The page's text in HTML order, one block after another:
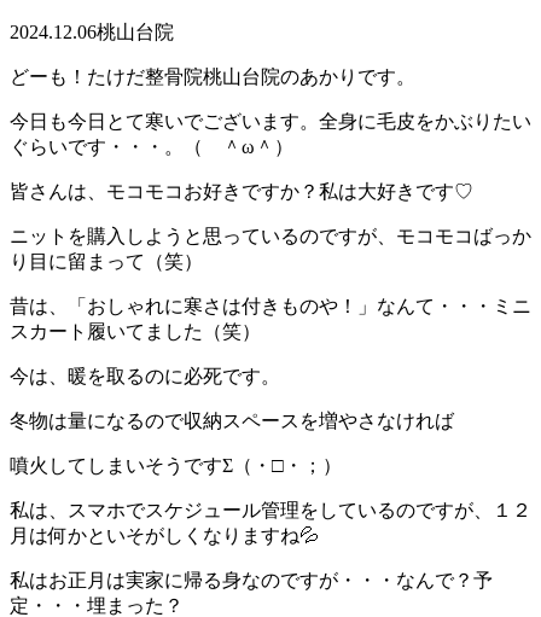
2024.12.06桃山台院
どーも！たけだ整骨院桃山台院のあかりです。
今日も今日とて寒いでございます。全身に毛皮をかぶりたい
ぐらいです・・・。（ ＾ω＾）
皆さんは、モコモコお好きですか？私は大好きです♡
ニットを購入しようと思っているのですが、モコモコばっか
り目に留まって（笑）
昔は、「おしゃれに寒さは付きものや！」なんて・・・ミニ
スカート履いてました（笑）
今は、暖を取るのに必死です。
冬物は量になるので収納スペースを増やさなければ
噴火してしまいそうですΣ（・□・；）
私は、スマホでスケジュール管理をしているのですが、１２
月は何かといそがしくなりますね💦
私はお正月は実家に帰る身なのですが・・・なんで？予
定・・・埋まった？